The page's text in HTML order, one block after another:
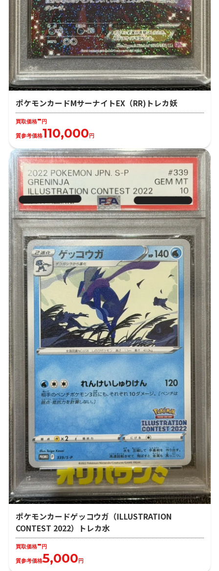
ポケモンカードMサーナイトEX（RR)トレカ妖
買取価格-円
質参考価格110,000円
ポケモンカードゲッコウガ（ILLUSTRATION
CONTEST 2022）トレカ水
買取価格-円
質参考価格5,000円